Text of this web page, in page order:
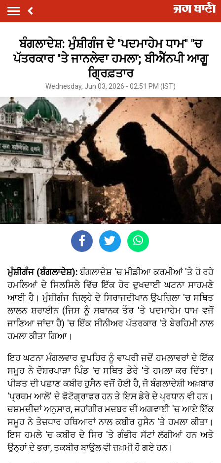
ਬੰਗਲਾਦੇਸ਼: ਮੁੰਸ਼ੀਗੰਜ ਦੇ ''ਪਦਮਾਹੇਮ ਧਾਮ'' ''ਚ
ਪੱਤਰਕਾਰ ''ਤੇ ਜਾਨਲੇਵਾ ਹਮਲਾ; ਬੀਐੱਨਪੀ ਆਗੂ
ਗ੍ਰਿਫ਼ਤਾਰ
Wednesday, Jun 03, 2026 - 02:51 PM (IST)
ਮੁੰਸ਼ੀਗੰਜ (ਬੰਗਲਾਦੇਸ਼):ਬੰਗਲਾਦੇਸ਼ 'ਚ ਮੀਡੀਆ ਕਰਮੀਆਂ 'ਤੇ ਹੋ ਰਹੇ
ਹਮਲਿਆਂ ਦੇ ਸਿਲਸਿਲੇ ਵਿੱਚ ਇੱਕ ਹੋਰ ਦੁਖਦਾਈ ਘਟਨਾ ਸਾਹਮਣੇ
ਆਈ ਹੈ। ਮੁੰਸ਼ੀਗੰਜ ਜ਼ਿਲ੍ਹੇ ਦੇ ਸਿਰਾਜਦੀਖਾਨ ਉਪਜ਼ਿਲਾ 'ਚ ਸਥਿਤ
ਲਾਲਨ ਸ਼ਰਾਈਨ (ਜਿਸ ਨੂੰ ਸਥਾਨਕ ਤੌਰ 'ਤੇ ਪਦਮਾਹੇਮ ਧਾਮ ਵਜੋਂ
ਜਾਣਿਆ ਜਾਂਦਾ ਹੈ) 'ਚ ਇੱਕ ਸੀਨੀਅਰ ਪੱਤਰਕਾਰ 'ਤੇ ਬੇਰਹਿਮੀ ਨਾਲ
ਹਮਲਾ ਕੀਤਾ ਗਿਆ।
ਇਹ ਘਟਨਾ ਮੰਗਲਵਾਰ ਦੁਪਹਿਰ ਨੂੰ ਵਾਪਰੀ ਜਦੋਂ ਹਮਲਾਵਰਾਂ ਦੇ ਇੱਕ
ਸਮੂਹ ਨੇ ਦੋਸ਼ਰਪਾੜਾ ਪਿੰਡ 'ਚ ਸਥਿਤ ਡੇਰੇ 'ਤੇ ਹਮਲਾ ਕਰ ਦਿੱਤਾ।
ਪੀੜਤ ਦੀ ਪਛਾਣ ਕਬੀਰ ਹੁਸੈਨ ਵਜੋਂ ਹੋਈ ਹੈ, ਜੋ ਬੰਗਲਾਦੇਸ਼ੀ ਅਖ਼ਬਾਰ
'ਪ੍ਰਥਮ ਆਲੋ' ਦੇ ਫੋਟੋਗ੍ਰਾਫਰ ਹਨ ਤੇ ਇਸ ਡੇਰੇ ਦੇ ਪ੍ਰਧਾਨ ਵੀ ਹਨ।
ਚਸ਼ਮਦੀਦਾਂ ਅਨੁਸਾਰ, ਜਹਾਂਗੀਰ ਮਦਬਰ ਦੀ ਅਗਵਾਈ 'ਚ ਆਏ ਇੱਕ
ਸਮੂਹ ਨੇ ਤੇਜ਼ਧਾਰ ਹਥਿਆਰਾਂ ਨਾਲ ਕਬੀਰ ਹੁਸੈਨ 'ਤੇ ਹਮਲਾ ਕੀਤਾ।
ਇਸ ਹਮਲੇ 'ਚ ਕਬੀਰ ਦੇ ਸਿਰ 'ਤੇ ਗੰਭੀਰ ਸੱਟਾਂ ਲੱਗੀਆਂ ਹਨ ਅਤੇ
ਉਨ੍ਹਾਂ ਦੇ ਭਰਾ, ਤਕਬੀਰ ਬਾਉਲ ਵੀ ਜ਼ਖ਼ਮੀ ਹੋ ਗਏ ਹਨ।